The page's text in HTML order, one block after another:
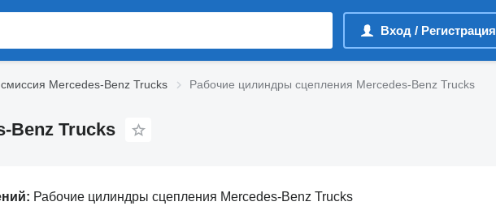
Вход / Регистрация
Mercedes-Benz Trucks Рабочие цилиндры сцепления Mercedes-Benz Trucks
Benz Trucks
Рабочие цилиндры сцепления Mercedes-Benz Trucks